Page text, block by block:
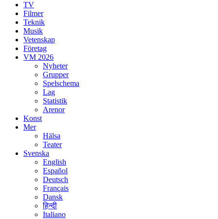
TV
Filmer
Teknik
Musik
Vetenskap
Företag
VM 2026
Nyheter
Grupper
Spelschema
Lag
Statistik
Arenor
Konst
Mer
Hälsa
Teater
Svenska
English
Español
Deutsch
Français
Dansk
हिन्दी
Italiano